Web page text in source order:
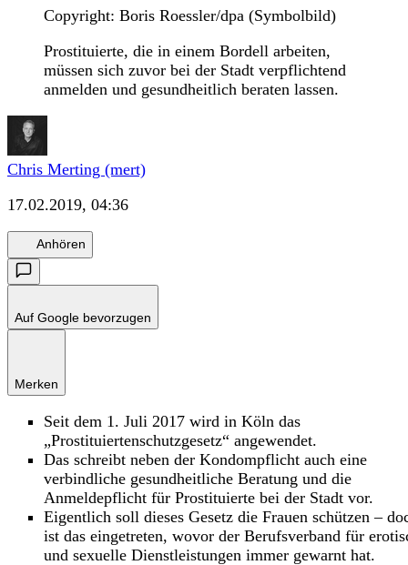
Copyright: Boris Roessler/dpa (Symbolbild)
Prostituierte, die in einem Bordell arbeiten,
müssen sich zuvor bei der Stadt verpflichtend
anmelden und gesundheitlich beraten lassen.
Chris Merting (mert)
17.02.2019, 04:36
Anhören
Auf Google bevorzugen
Merken
Seit dem 1. Juli 2017 wird in Köln das
„Prostituiertenschutzgesetz“ angewendet.
Das schreibt neben der Kondompflicht auch eine
verbindliche gesundheitliche Beratung und die
Anmeldepflicht für Prostituierte bei der Stadt vor.
Eigentlich soll dieses Gesetz die Frauen schützen –
ist das eingetreten, wovor der Berufsverband für
und sexuelle Dienstleistungen immer gewarnt hat.